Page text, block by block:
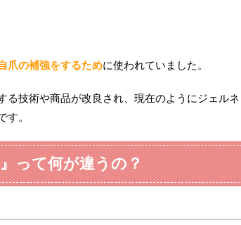
爪の補強をするために使われていました。
技術や商品が改良され、現在のようにジェルネ
。
』って何が違うの？